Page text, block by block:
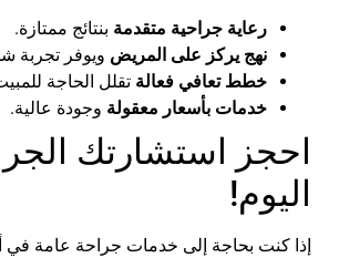
رعاية جراحية متقدمة بنتائج ممتازة.
نهج يركز على المريض ويوفر تجربة
خطط تعافي فعالة تقلل الحاجة
خدمات بأسعار معقولة وجودة عالية.
احجز استشارتك
اليوم!
إذا كنت بحاجة إلى خدمات جراحة عامة في